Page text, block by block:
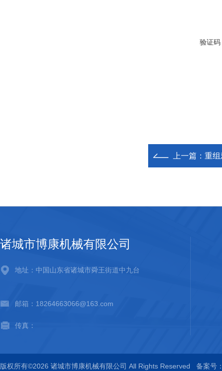
验证码
上一篇： 重
诸城市博康机械有限公司
地址：中国山东省诸城市舜王街道中九台
邮箱：18264663066@163.com
传真：
版权所有©2026 诸城市博康机械有限公司 All Rights Reserved 备案号